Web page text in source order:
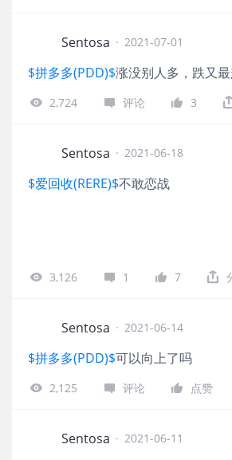
Sentosa · 2021-07-01
$拼多多(PDD)$涨没别人多，跌又
2,724 评论 3
Sentosa · 2021-06-18
$爱回收(RERE)$不敢恋战
3,126 1 7
Sentosa · 2021-06-14
$拼多多(PDD)$可以向上了吗
2,125 评论 点赞
Sentosa · 2021-06-11